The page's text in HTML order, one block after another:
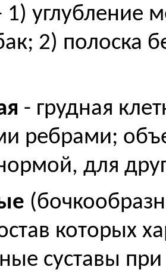
1) углубление
2) полоска
- грудная
ребрами;
для
которых
суставы